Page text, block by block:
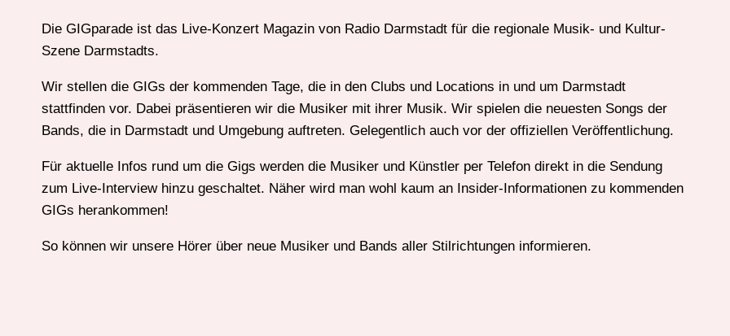
Die GIGparade ist das Live-Konzert Magazin von Radio Darmstadt für die regionale Musik- und Kultur-
Szene Darmstadts.
Wir stellen die GIGs der kommenden Tage, die in den Clubs und Locations in und um Darmstadt
stattfinden vor. Dabei präsentieren wir die Musiker mit ihrer Musik. Wir spielen die neuesten Songs der
Bands, die in Darmstadt und Umgebung auftreten. Gelegentlich auch vor der offiziellen Veröffentlichung.
Für aktuelle Infos rund um die Gigs werden die Musiker und Künstler per Telefon direkt in die Sendung
zum Live-Interview hinzu geschaltet. Näher wird man wohl kaum an Insider-Informationen zu kommenden
GIGs herankommen!
So können wir unsere Hörer über neue Musiker und Bands aller Stilrichtungen informieren.